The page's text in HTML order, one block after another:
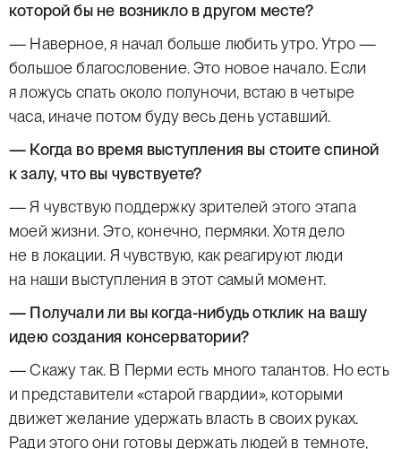
которой бы не возникло в другом месте?
— Наверное, я начал больше любить утро. Утро —
большое благословение. Это новое начало. Если
я ложусь спать около полуночи, встаю в четыре
часа, иначе потом буду весь день уставший.
— Когда во время выступления вы стоите спиной
к залу, что вы чувствуете?
— Я чувствую поддержку зрителей этого этапа
моей жизни. Это, конечно, пермяки. Хотя дело
не в локации. Я чувствую, как реагируют люди
на наши выступления в этот самый момент.
— Получали ли вы когда-нибудь отклик на вашу
идею создания консерватории?
— Скажу так. В Перми есть много талантов. Но есть
и представители «старой гвардии», которыми
движет желание удержать власть в своих руках.
Ради этого они готовы держать людей в темноте,